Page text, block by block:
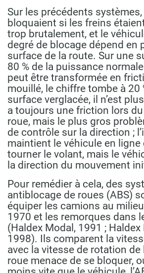
Sur les précédents
bloquaient si les freins
trop brutalement, et le
degré de blocage dépend en
surface de la route. Sur une
80 % de la puissance
peut être transformée en
mouillé, le chiffre tombe à 20
surface verglacée, il n’est
a toujours une friction lors
roue, mais le plus gros
de contrôle sur la direction ;
maintient le véhicule en ligne
tourner le volant, mais le
la direction du mouvement
Pour remédier à cela, des
antiblocage de roues (ABS)
équiper les camions au
1970 et les remorques dans
(Haldex Modal, 1991 ; Haldex
1998). Ils comparent la
avec la vitesse de rotation de
roue menace de se bloquer,